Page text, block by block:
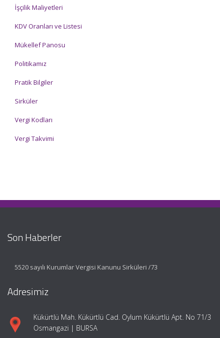
İşçilik Maliyetleri
KDV Oranları ve Listesi
Mükellef Panosu
Politikamız
Pratik Bilgiler
Sirküler
Vergi Kodları
Vergi Takvimi
Son Haberler
5520 sayılı Kurumlar Vergisi Kanunu Sirküleri /73
Adresimiz
Kükürtlü Mah. Kükürtlü Cad. Oylum Kükürtlü Apt. No 71/3
Osmangazi | BURSA